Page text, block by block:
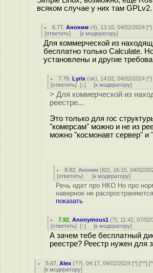
всяком случае у них там GPLv2.
6.77 ,Аноним (4), 13:10, 04/02/2024 [^]
[ответить] [к модератору]
Для коммерческой из
бесплатно только Calculate.
установлены и другие
7.79 ,Lyrix (ok), 14:02, 04/02/2024 [^]
[ответить] [↓] [к модератору]
> Для коммерческой из
реестре...
Это только для гос
"комерсам" можно и не из
можно "космонавт сервер" и
8.82 ,Аноним (82), 16:15, 04/02/
[ответить] [к модератору]
Речь идет про НКО Но про
наверное не
показать
7.92 ,Anonymous1 (?), 11:42, 07/
[ответить] [↑] [к модератору]
А зачем тебе бесплатный
реестре? Реестр нужен для
5.67 ,Alex (??), 04:17, 04/02/2024 [^] [^^] [
[к модератору]